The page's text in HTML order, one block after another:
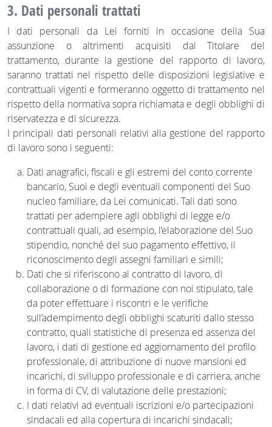
3. Dati personali trattati
I dati personali da Lei forniti in occasione della Sua
assunzione o altrimenti acquisiti dal Titolare del
trattamento, durante la gestione del rapporto di lavoro,
saranno trattati nel rispetto delle disposizioni legislative e
contrattuali vigenti e formeranno oggetto di trattamento nel
rispetto della normativa sopra richiamata e degli obblighi di
riservatezza e di sicurezza.
I principali dati personali relativi alla gestione del rapporto
di lavoro sono i seguenti:
Dati anagrafici, fiscali e gli estremi del conto corrente
bancario, Suoi e degli eventuali componenti del Suo
nucleo familiare, da Lei comunicati. Tali dati sono
trattati per adempiere agli obblighi di legge e/o
contrattuali quali, ad esempio, l’elaborazione del Suo
stipendio, nonché del suo pagamento effettivo, il
riconoscimento degli assegni familiari e simili;
Dati che si riferiscono al contratto di lavoro, di
collaborazione o di formazione con noi stipulato, tale
da poter effettuare i riscontri e le verifiche
sull’adempimento degli obblighi scaturiti dallo stesso
contratto, quali statistiche di presenza ed assenza del
lavoro, i dati di gestione ed aggiornamento del profilo
professionale, di attribuzione di nuove mansioni ed
incarichi, di sviluppo professionale e di carriera, anche
in forma di CV, di valutazione delle prestazioni;
I dati relativi ad eventuali iscrizioni e/o partecipazioni
sindacali ed alla copertura di incarichi sindacali;